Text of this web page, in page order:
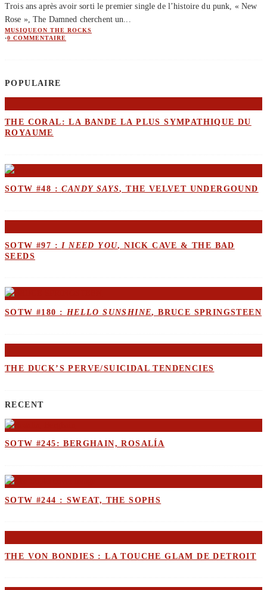
Trois ans après avoir sorti le premier single de l’histoire du punk, « New
Rose », The Damned cherchent un
MUSIQUEON THE ROCKS
·0 COMMENTAIRE
POPULAIRE
THE CORAL: LA BANDE LA PLUS SYMPATHIQUE DU
ROYAUME
SOTW #48 :CANDY SAYS, THE VELVET UNDERGOUND
SOTW #97 : I NEED YOU, NICK CAVE & THE BAD
SEEDS
SOTW #180 : HELLO SUNSHINE, BRUCE SPRINGSTEEN
THE DUCK’S PERVE/SUICIDAL TENDENCIES
RECENT
SOTW #245: BERGHAIN, ROSALÍA
SOTW #244 : SWEAT, THE SOPHS
THE VON BONDIES : LA TOUCHE GLAM DE DETROIT